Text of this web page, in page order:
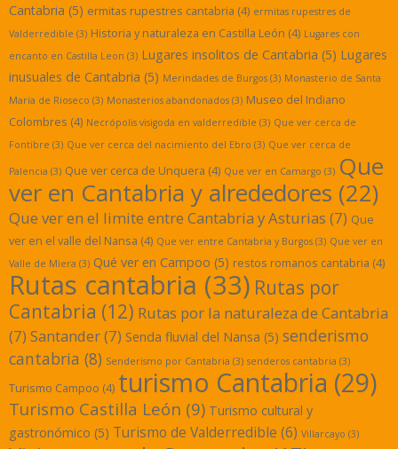
Cantabria (5) ermitas rupestres cantabria (4) ermitas rupestres de
Valderredible (3) Historia y naturaleza en Castilla León (4) Lugares con
encanto en Castilla Leon (3) Lugares insolitos de Cantabria (5) Lugares
inusuales de Cantabria (5) Merindades de Burgos (3) Monasterio de Santa
Maria de Rioseco (3) Monasterios abandonados (3) Museo del Indiano
Colombres (4) Necrópolis visigoda en valderredible (3) Que ver cerca de
Fontibre (3) Que ver cerca del nacimiento del Ebro (3) Que ver cerca de
Palencia (3) Que ver cerca de Unquera (4) Que ver en Camargo (3) Que
ver en Cantabria y alrededores (22)
Que ver en el limite entre Cantabria y Asturias (7) Que
ver en el valle del Nansa (4) Que ver entre Cantabria y Burgos (3) Que ver en
Valle de Miera (3) Qué ver en Campoo (5) restos romanos cantabria (4)
Rutas cantabria (33) Rutas por
Cantabria (12) Rutas por la naturaleza de Cantabria
(7) Santander(7) Senda fluvial del Nansa (5) senderismo
cantabria (8) Senderismo por Cantabria (3) senderos cantabria (3)
Turismo Campoo (4) turismo Cantabria (29)
Turismo Castilla León (9) Turismo cultural y
gastronómico (5) Turismo de Valderredible (6) Villarcayo (3)